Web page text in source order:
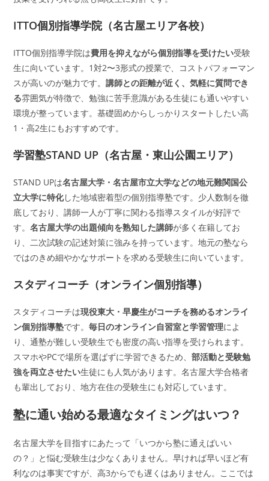
ITTO個別指導学院（名古屋エリア各校）
ITTO個別指導学院は費用を抑えながら個別指導を受けたい受験
生に向いています。1対2〜3形式の授業で、コストパフォーマン
スが高いのが魅力です。講師との距離が近く、気軽に質問でき
る雰囲気が特徴で、勉強に苦手意識がある生徒にも通いやすい
環境が整っています。基礎固めからしっかりスタートしたい高
1・高2生にもおすすめです。
学習塾STAND UP（名古屋・東山公園エリア）
STAND UPは名古屋大学・名古屋市立大学などの地元難関国公
立大学に特化した地域密着型の個別指導塾です。少人数制を徹
底しており、講師一人が丁寧に関わる指導スタイルが好評で
す。名古屋大学の出題傾向を熟知した講師が多く在籍してお
り、二次試験の記述対策に強みを持っています。地元の塾なら
ではのきめ細やかなサポートを求める受験生に向いています。
スタディコーチ（オンライン個別指導）
スタディコーチは現役東大・早慶生がコーチを務めるオンライ
ン個別指導塾です。毎日のオンライン自習室と学習管理によ
り、通塾が難しい受験生でも密度の高い指導を受けられます。
スマホやPCで場所を選ばずに学習できるため、部活動と受験勉
強を両立させたい生徒にも人気があります。名古屋大学合格者
も輩出しており、地方在住の受験生にも対応しています。
塾に通い始める最適なタイミングはいつ？
名古屋大学を目指すにあたって「いつから塾に通えばいい
の？」と悩む受験生は少なくありません。早ければ早いほど有
利なのは事実ですが、高3からでも遅くはありません。ここでは